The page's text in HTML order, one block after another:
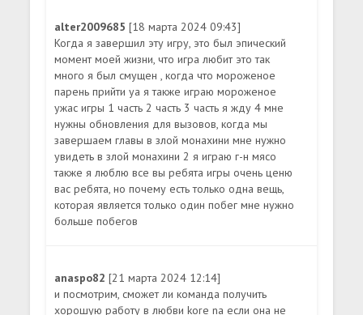
alter2009685[18 марта 2024 09:43]
Когда я завершил эту игру, это был эпический
момент моей жизни, что игра любит это так
много я был смущен , когда что мороженое
парень прийти ya я также играю мороженое
ужас игры 1 часть 2 часть 3 часть я жду 4 мне
нужны обновления для вызовов, когда мы
завершаем главы в злой монахини мне нужно
увидеть в злой монахини 2 я играю г-н мясо
также я люблю все вы ребята игры очень ценю
вас ребята, но почему есть только одна вещь,
которая является только один побег мне нужно
больше побегов
anaspo82[21 марта 2024 12:14]
и посмотрим, сможет ли команда получить
хорошую работу в любви kore na если она не